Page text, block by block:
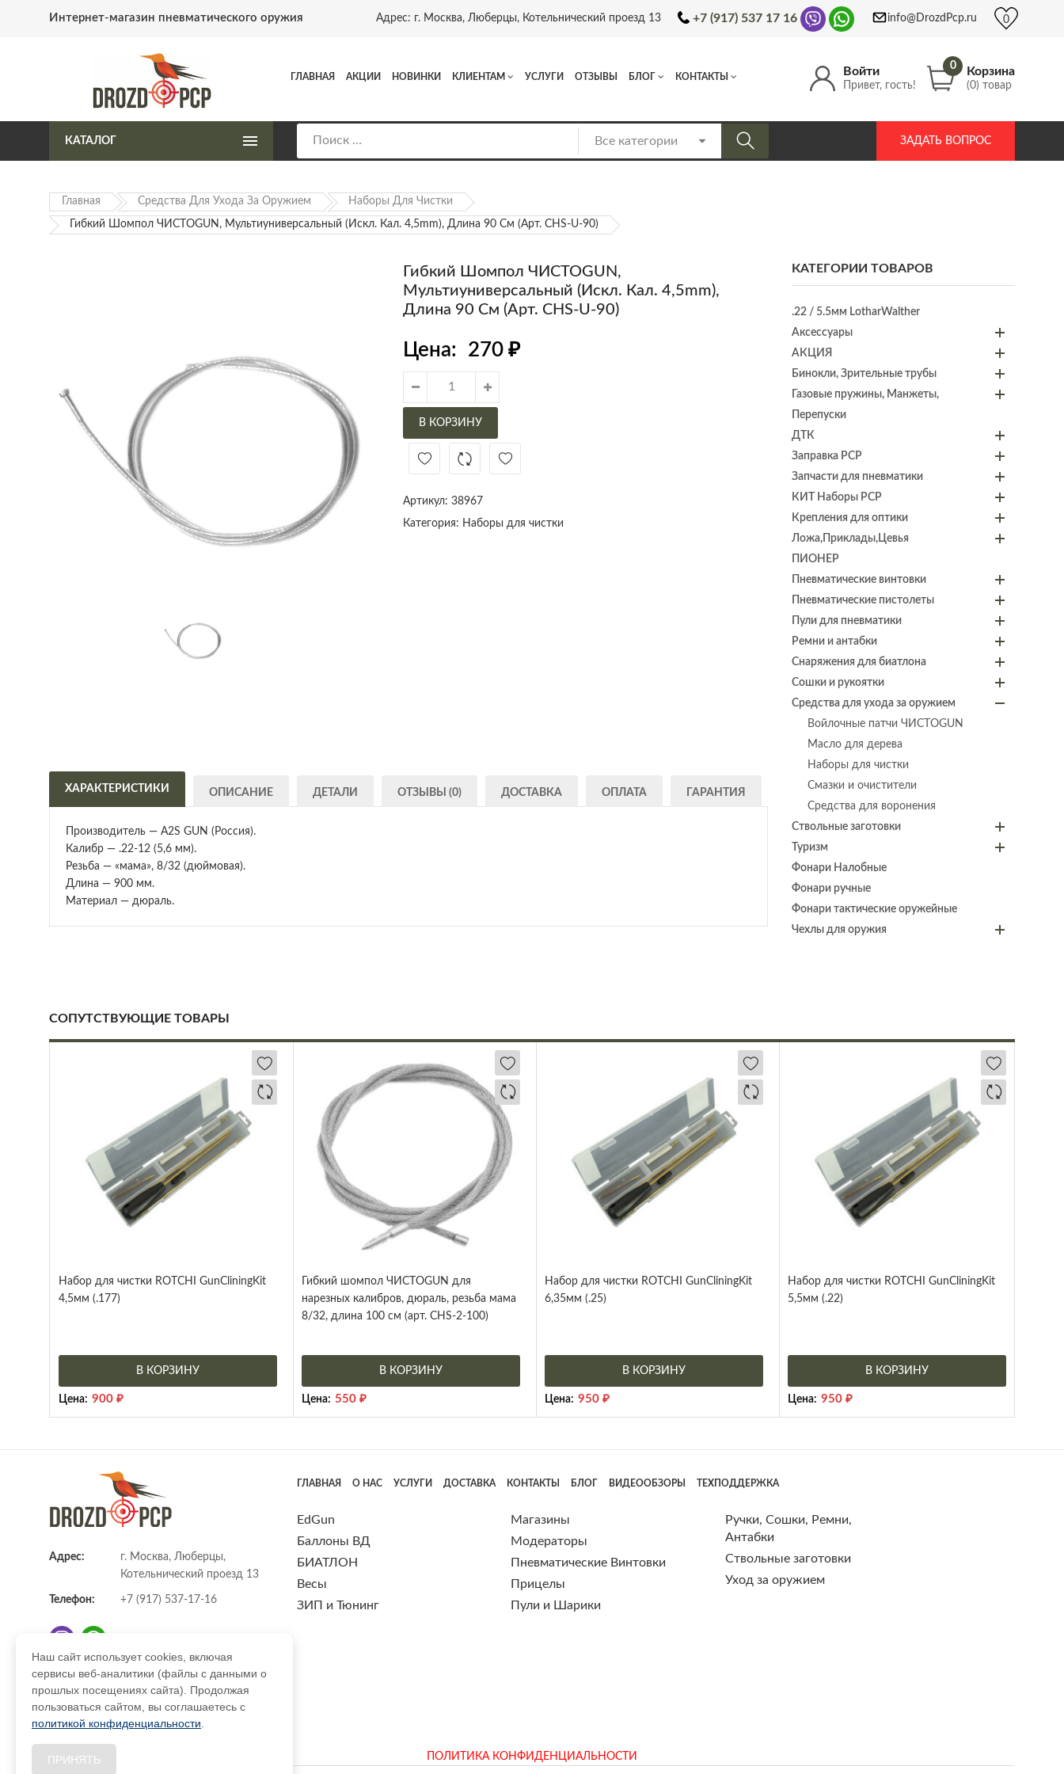
Интернет-магазин пневматического оружия Адрес: г. Москва, Люберцы, Котельнический проезд 13 +7 (917) 537 17 16 info@DrozdPcp.ru 0
Войти
Привет, гость!
0 Корзина
(0) товар
ГЛАВНАЯ АКЦИИ НОВИНКИ КЛИЕНТАМ УСЛУГИ ОТЗЫВЫ БЛОГ КОНТАКТЫ
КАТАЛОГ ЗАДАТЬ ВОПРОС
Главная Средства Для Ухода За Оружием Наборы Для Чистки
Гибкий Шомпол ЧИСТОGUN, Мультиуниверсальный (искл. Кал. 4,5mm), Длина 90 См (арт. CHS-U-90)
Гибкий Шомпол ЧИСТОGUN,
Мультиуниверсальный (искл. Кал. 4,5mm),
Длина 90 См (арт. CHS-U-90)
Цена: 270 ₽
В КОРЗИНУ
Артикул: 38967
Категория: Наборы для чистки
ХАРАКТЕРИСТИКИ ОПИСАНИЕ ДЕТАЛИ ОТЗЫВЫ (0) ДОСТАВКА ОПЛАТА ГАРАНТИЯ
Производитель — A2S GUN (Россия).
Калибр — .22-12 (5,6 мм).
Резьба — «мама», 8/32 (дюймовая).
Длина — 900 мм.
Материал — дюраль.
КАТЕГОРИИ ТОВАРОВ
.22 / 5.5мм LotharWalther
Аксессуары
АКЦИЯ
Бинокли, Зрительные трубы
Газовые пружины, Манжеты,
Перепуски
ДТК
Заправка PCP
Запчасти для пневматики
КИТ Наборы PCP
Крепления для оптики
Ложа,Приклады,Цевья
ПИОНЕР
Пневматические винтовки
Пневматические пистолеты
Пули для пневматики
Ремни и антабки
Снаряжения для биатлона
Сошки и рукоятки
Средства для ухода за оружием
Войлочные патчи ЧИСТОGUN
Масло для дерева
Наборы для чистки
Смазки и очистители
Средства для воронения
Ствольные заготовки
Туризм
Фонари Налобные
Фонари ручные
Фонари тактические оружейные
Чехлы для оружия
СОПУТСТВУЮЩИЕ ТОВАРЫ
Набор для чистки ROTCHI GunCliningKit
4,5мм (.177)
В КОРЗИНУ
Цена: 900 ₽
Гибкий шомпол ЧИСТОGUN для
нарезных калибров, дюраль, резьба мама
8/32, длина 100 см (арт. CHS-2-100)
В КОРЗИНУ
Цена: 550 ₽
Набор для чистки ROTCHI GunCliningKit
6,35мм (.25)
В КОРЗИНУ
Цена: 950 ₽
Набор для чистки ROTCHI GunCliningKit
5,5мм (.22)
В КОРЗИНУ
Цена: 950 ₽
Адрес:
г. Москва, Люберцы,
Котельнический проезд 13
Телефон: +7 (917) 537-17-16
E-mail: info@DrozdPcp.ru
ГЛАВНАЯ О НАС УСЛУГИ ДОСТАВКА КОНТАКТЫ БЛОГ ВИДЕООБЗОРЫ ТЕХПОДДЕРЖКА
EdGun
Баллоны ВД
БИАТЛОН
Весы
ЗИП и Тюнинг
Магазины
Модераторы
Пневматические Винтовки
Прицелы
Пули и Шарики
Ручки, Сошки, Ремни,
Антабки
Ствольные заготовки
Уход за оружием
ПОЛИТИКА КОНФИДЕНЦИАЛЬНОСТИ
Наш сайт использует cookies, включая
сервисы веб-аналитики (файлы с данными о
прошлых посещениях сайта). Продолжая
пользоваться сайтом, вы соглашаетесь с
политикой конфиденциальности
ПРИНЯТЬ